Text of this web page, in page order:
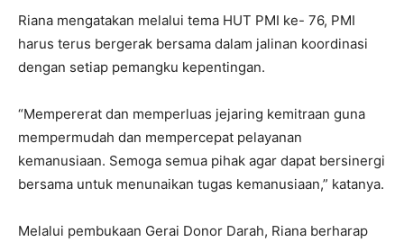
Riana mengatakan melalui tema HUT PMI ke- 76, PMI
harus terus bergerak bersama dalam jalinan koordinasi
dengan setiap pemangku kepentingan.
“Mempererat dan memperluas jejaring kemitraan guna
mempermudah dan mempercepat pelayanan
kemanusiaan. Semoga semua pihak agar dapat bersinergi
bersama untuk menunaikan tugas kemanusiaan,” katanya.
Melalui pembukaan Gerai Donor Darah, Riana berharap